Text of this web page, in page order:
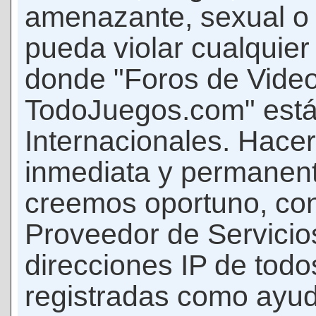
amenazante, sexual
pueda violar
donde "Foros de
TodoJuegos.com"
Internacionales.
inmediata y
creemos oportuno,
Proveedor de
direcciones IP de
registradas como